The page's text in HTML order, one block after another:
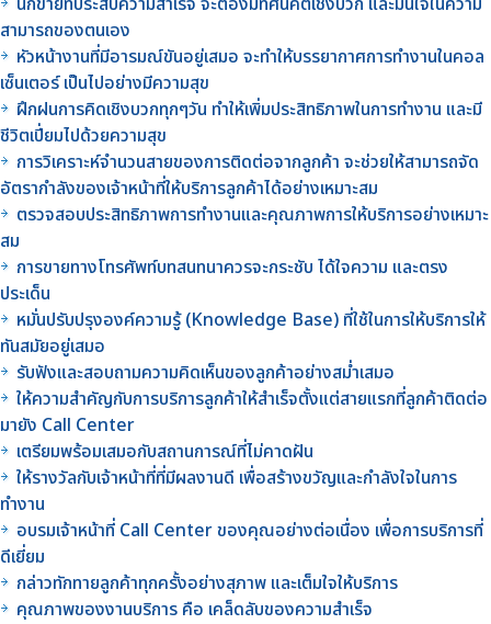
สามารถของตนเอง
หัวหน้างานที่มีอารมณ์ขันอยู่เสมอ จะทำให้บรรยากาศการทำงานในคอล
เซ็นเตอร์ เป็นไปอย่างมีความสุข
ฝึกฝนการคิดเชิงบวกทุกๆวัน ทำให้เพิ่มประสิทธิภาพในการทำงาน และมี
ชีวิตเปี่ยมไปด้วยความสุข
การวิเคราะห์จำนวนสายของการติดต่อจากลูกค้า จะช่วยให้สามารถจัด
อัตรากำลังของเจ้าหน้าที่ให้บริการลูกค้าได้อย่างเหมาะสม
ตรวจสอบประสิทธิภาพการทำงานและคุณภาพการให้บริการอย่างเหมาะ
สม
การขายทางโทรศัพท์บทสนทนาควรจะกระชับ ได้ใจความ และตรง
ประเด็น
หมั่นปรับปรุงองค์ความรู้ (Knowledge Base) ที่ใช้ในการให้บริการให้
ทันสมัยอยู่เสมอ
รับฟังและสอบถามความคิดเห็นของลูกค้าอย่างสม่ำเสมอ
ให้ความสำคัญกับการบริการลูกค้าให้สำเร็จตั้งแต่สายแรกที่ลูกค้าติดต่อ
มายัง Call Center
เตรียมพร้อมเสมอกับสถานการณ์ที่ไม่คาดฝัน
ให้รางวัลกับเจ้าหน้าที่ที่มีผลงานดี เพื่อสร้างขวัญและกำลังใจในการ
ทำงาน
อบรมเจ้าหน้าที่ Call Center ของคุณอย่างต่อเนื่อง เพื่อการบริการที่
ดีเยี่ยม
กล่าวทักทายลูกค้าทุกครั้งอย่างสุภาพ และเต็มใจให้บริการ
คุณภาพของงานบริการ คือ เคล็ดลับของความสำเร็จ